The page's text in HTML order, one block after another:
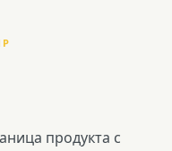
продукта с